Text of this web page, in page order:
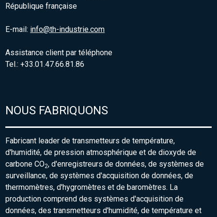
République française
E-mail: info@th-industrie.com
Assistance client par téléphone
Tel.: +33.01.47.66.81.86
NOUS FABRIQUONS
Fabricant leader de transmetteurs de température,
d'humidité, de pression atmosphérique et de dioxyde de
carbone CO2, d'enregistreurs de données, de systèmes de
surveillance, de systèmes d'acquisition de données, de
thermomètres, d'hygromètres et de baromètres. La
production comprend des systèmes d'acquisition de
données, des transmetteurs d'humidité, de température et